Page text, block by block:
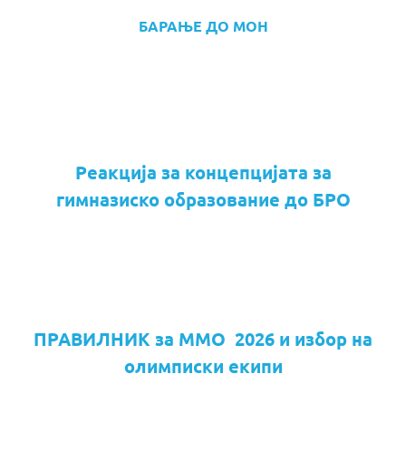
БАРАЊЕ ДО МОН
Реакција за концепцијата за
гимназиско образование до БРО
ПРАВИЛНИК за ММО 2026 и избор на
олимписки екипи